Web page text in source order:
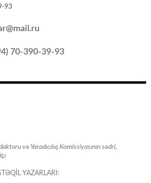
93
) 70-390-39-93
və Yaradıcılıq Komissiyasının sədri,
YAZARLARI: